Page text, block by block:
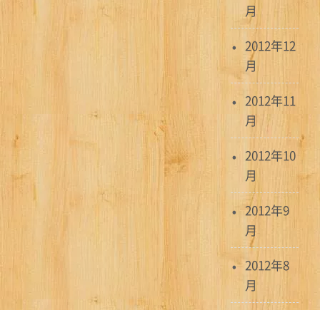
月
2012年12
月
2012年11
月
2012年10
月
2012年9
月
2012年8
月